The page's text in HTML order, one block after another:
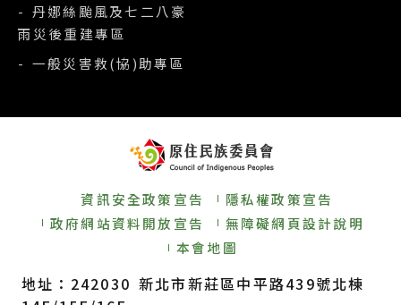
- 丹娜絲颱風及七二八豪
雨災後重建專區
- 一般災害救(協)助專區
資訊安全政策宣告
隱私權政策宣告
政府網站資料開放宣告
無障礙網頁設計說明
本會地圖
地址：242030 新北市新莊區中平路439號北棟